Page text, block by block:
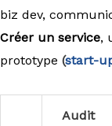
biz dev,
Créer un service,
prototype (start-
Audit